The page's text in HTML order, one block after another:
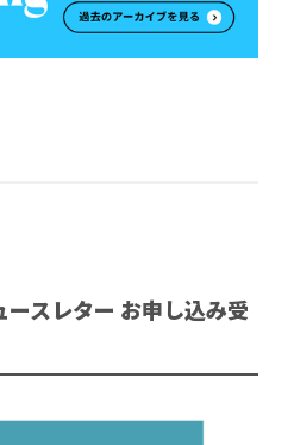
ースレター お申し込み受